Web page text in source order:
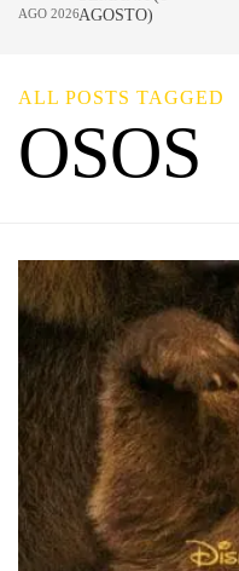
ALL POSTS TAGGED
OSOS